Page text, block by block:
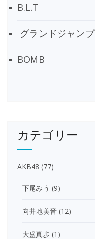
B.L.T
グランドジャンプ
BOMB
カテゴリー
AKB48 (77)
下尾みう (9)
向井地美音 (12)
大盛真歩(1)